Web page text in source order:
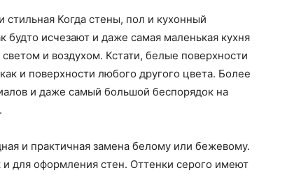
Когда стены, пол и кухонный
будто исчезают и даже самая маленькая кухня
и воздухом. Кстати, белые поверхности
и поверхности любого другого цвета. Более
и даже самый большой беспорядок на
и практичная замена белому или бежевому.
и для оформления стен. Оттенки серого имеют